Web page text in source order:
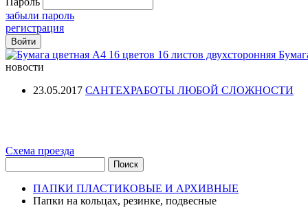
забыли пароль
регистрация
новости
23.05.2017 САНТЕХРАБОТЫ ЛЮБОЙ СЛОЖНОСТИ
Схема проезда
ПАПКИ ПЛАСТИКОВЫЕ И АРХИВНЫЕ
Папки на кольцах, резинке, подвесные